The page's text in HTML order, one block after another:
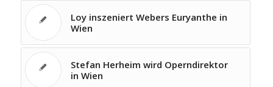
Loy inszeniert Webers Euryanthe in
Wien
Stefan Herheim wird Operndirektor
in Wien